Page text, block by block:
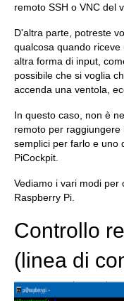
remoto SSH o VNC del
D'altra parte, potreste
qualcosa quando
altra forma di input,
possibile che si voglia
accenda una ventola,
In questo caso, non è
remoto per raggiungere
semplici per farlo e uno
PiCockpit.
Vediamo i vari modi per
Raspberry Pi.
Controllo
(linea di